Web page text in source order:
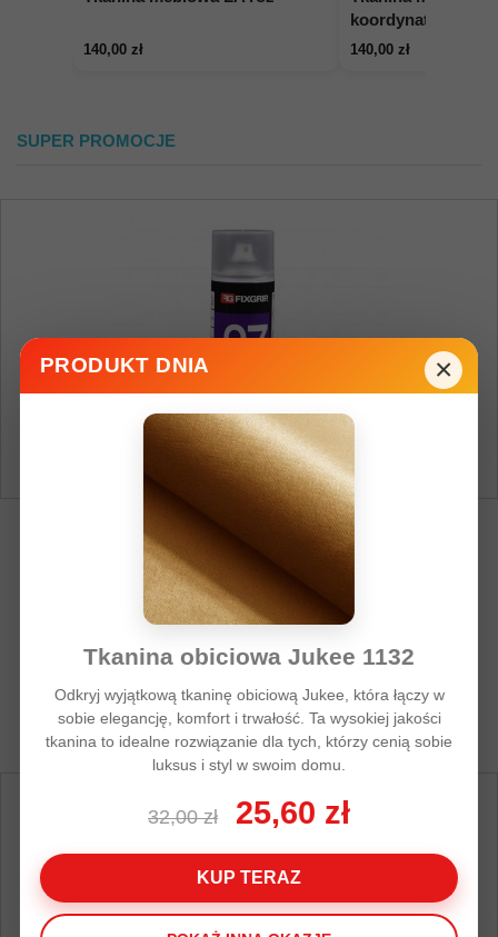
140,00 zł
koordynat
140,00 zł
SUPER PROMOCJE
FIXGRIP 27 Klej Kontaktowy SPRAY 500ml
15,00 zł 19,00 zł
Dodaj do koszyka Więcej
Dodaj do listy życzeń Dodaj do porówania
×
PRODUKT DNIA
Tkanina obiciowa Jukee 1132
Odkryj wyjątkową tkaninę obiciową Jukee, która łączy w
sobie elegancję, komfort i trwałość. Ta wysokiej jakości
tkanina to idealne rozwiązanie dla tych, którzy cenią sobie
luksus i styl w swoim domu.
32,00 zł 25,60 zł
KUP TERAZ